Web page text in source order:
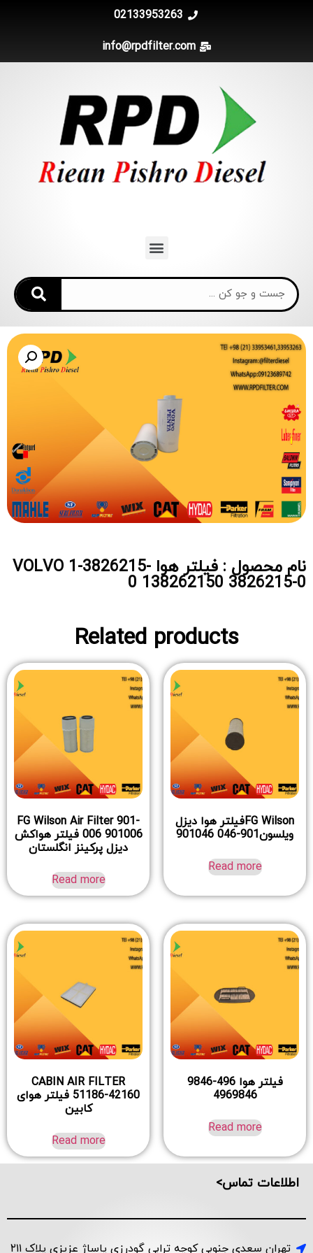
02133953263
info@rpdfilter.com
نام محصول : فیلتر هوا VOLVO 1-3826215-
0 138262150 3826215-0
Related products
FG Wilsonفیلتر هوا دیزل
ویلسون901-046 901046
Read more
FG Wilson Air Filter 901-
006 901006 فیلتر هواکش
دیزل پرکینز انگلستان
Read more
فیلتر هوا 496-9846
4969846
Read more
CABIN AIR FILTER
51186-42160 فیلتر هوای
کابین
Read more
اطلاعات تماس>
تهران سعدی جنوبی کوچه ترابی گودرزی پاساژ عزیزی پلاک ۲۱۱